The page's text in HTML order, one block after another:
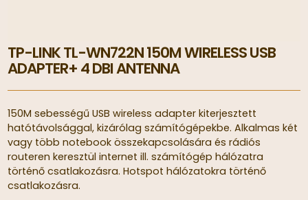
TP-LINK TL-WN722N 150M WIRELESS USB
ADAPTER+ 4 DBI ANTENNA
150M sebességű USB wireless adapter kiterjesztett
hatótávolsággal, kizárólag számítógépekbe. Alkalmas két
vagy több notebook összekapcsolására és rádiós
routeren keresztül internet ill. számítógép hálózatra
történő csatlakozásra. Hotspot hálózatokra történő
csatlakozásra.